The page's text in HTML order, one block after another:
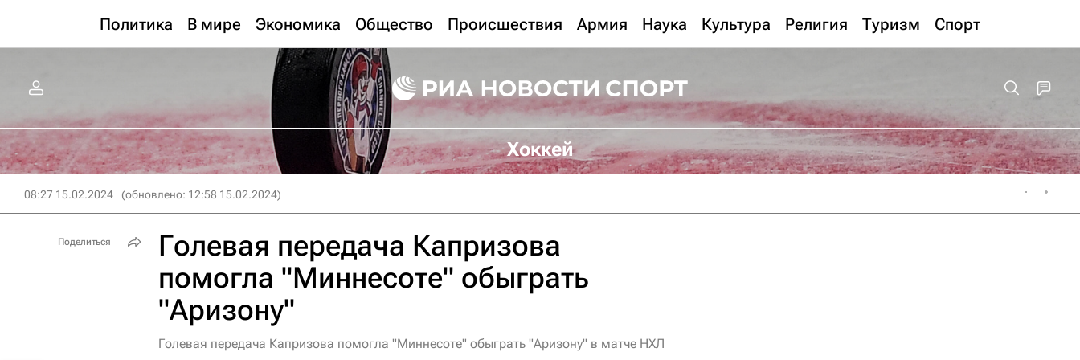
Политика В мире Экономика Общество Происшествия Армия Наука Культура Религия Туризм Спорт
Хоккей
08:27 15.02.2024 (обновлено: 12:58 15.02.2024)
Голевая передача Капризова
помогла "Миннесоте" обыграть
"Аризону"
Голевая передача Капризова помогла "Миннесоте" обыграть "Аризону" в матче НХЛ
Поделиться